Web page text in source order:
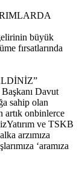
büyük
fırsatlarında
Davut
sahip olan
artık onbinlerce
ve TSKB
arzımıza
‘aramıza